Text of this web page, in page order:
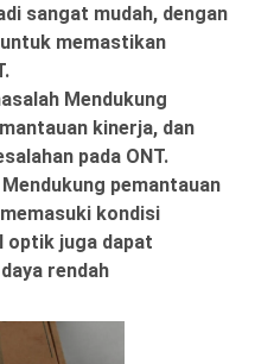
sangat mudah, dengan
memastikan
Mendukung
kinerja, dan
pada ONT.
pemantauan
kondisi
optik juga dapat
rendah